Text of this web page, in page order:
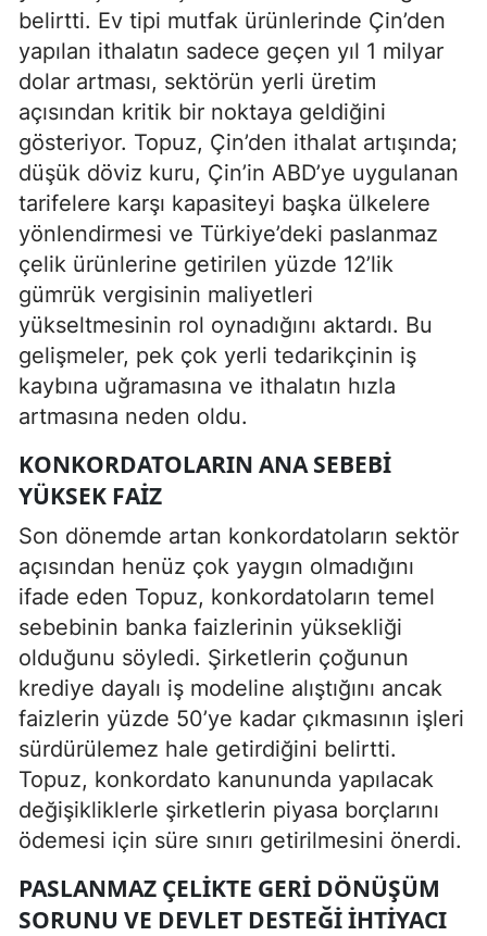
belirtti. Ev tipi mutfak ürünlerinde Çin’den
yapılan ithalatın sadece geçen yıl 1 milyar
dolar artması, sektörün yerli üretim
açısından kritik bir noktaya geldiğini
gösteriyor. Topuz, Çin’den ithalat artışında;
düşük döviz kuru, Çin’in ABD’ye uygulanan
tarifelere karşı kapasiteyi başka ülkelere
yönlendirmesi ve Türkiye’deki paslanmaz
çelik ürünlerine getirilen yüzde 12’lik
gümrük vergisinin maliyetleri
yükseltmesinin rol oynadığını aktardı. Bu
gelişmeler, pek çok yerli tedarikçinin iş
kaybına uğramasına ve ithalatın hızla
artmasına neden oldu.
KONKORDATOLARIN ANA SEBEBI
YÜKSEK FAIZ
Son dönemde artan konkordatoların sektör
açısından henüz çok yaygın olmadığını
ifade eden Topuz, konkordatoların temel
sebebinin banka faizlerinin yüksekliği
olduğunu söyledi. Şirketlerin çoğunun
krediye dayalı iş modeline alıştığını ancak
faizlerin yüzde 50’ye kadar çıkmasının işleri
sürdürülemez hale getirdiğini belirtti.
Topuz, konkordato kanununda yapılacak
değişikliklerle şirketlerin piyasa borçlarını
ödemesi için süre sınırı getirilmesini önerdi.
PASLANMAZ ÇELIKTE GERI DÖNÜŞÜM
SORUNU VE DEVLET DESTEĞI İHTIYACI